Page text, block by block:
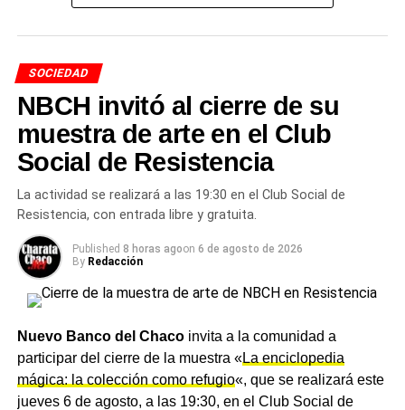
la obra
La obra contempla la construcción de unaestación
transformadora
de rebaje de 33 a 13,2 KV, equipada
con un transformador de potencia de 16 MVA y todos los
sistemas de protección, maniobra, medición y
telecomando necesarios para garantizar un
funcionamiento seguro y eficiente. Será alimentada por
una extensión de 3.520 metros, que se conectará con la
nueva estación transformadora de alta tensión ya
construida, además de un tramo de línea subterránea de
En paralelo, se construirá una línea subterránea de media
tensión de 13,2 KV con cuatro salidas destinadas a
abastecer nuevos distribuidores y subestaciones,
SOCIEDAD
NBCH invitó al cierre de su
muestra de arte en el Club
Social de Resistencia
La actividad se realizará a las 19:30 en el Club Social de
Resistencia, con entrada libre y gratuita.
Published 8 horas agoon 6 de agosto de 2026
By Redacción
Nuevo Banco del Chacoinvita a la comunidad a
participar del cierre de la muestra «La enciclopedia
mágica: la colección como refugio«, que se realizará este
jueves 6 de agosto, a las 19:30, en el Club Social de